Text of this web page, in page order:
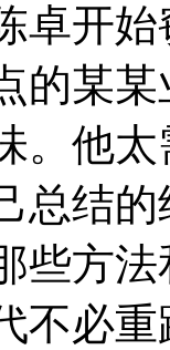
卓开
的某
。他
总结
些方
不必